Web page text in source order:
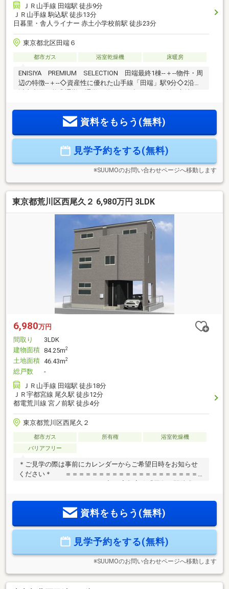
ＪＲ山手線 田端駅 徒歩9分
ＪＲ山手線 駒込駅 徒歩13分
日暮里・舎人ライナー 赤土小学校前駅 徒歩23分
東京都北区田端６
都市ガス 浴室乾燥機 床暖房
ENISIYA PREMIUM SELECTION 田端最終1棟--＋--物件・周
辺の特徴--＋--◇資産性に優れた山手線「田端」駅9分◇2沿線
家族が自然と顔を合わせ会話が生まれる設計です(*＾＾*)◇全
居室収納付きのため、家族それぞれの荷物をきちんと収納可
北区立田端中学校/徒歩6分 ■北区立田端小学校/徒歩7分
■MIWAたばた保育園/徒歩2分 等
資料をもらう(無料)
見学予約をする(無料)
※SUUMOのお問い合わせページへ移動します
東京都荒川区西尾久２ 6,980万円 3LDK
6,980万円
間取り
3LDK
建物面積 84.25m2
土地面積 46.43m2
総戸数
-
ＪＲ山手線 田端駅 徒歩18分
ＪＲ宇都宮線 尾久駅 徒歩12分
都電荒川線 宮ノ前駅 徒歩4分
東京都荒川区西尾久２
都市ガス 所有権
浴室乾燥機
バリアフリー
＊ご見学の際は事前にカレンダーからご希望日時をお知らせ
ください＊ ＝＝＝＝＝＝＝＝＝＝＝＝＝＝＝＝＝＝＝＝
レージ完備！◆土日祝は現地内覧会実施中の現場多数ござい
ます。◆住宅ローンの無料相談行っています。→インターネ
【シェアパーク、パークホームグループ】◆都内、埼玉県に
資料をもらう(無料)
見学予約をする(無料)
※SUUMOのお問い合わせページへ移動します